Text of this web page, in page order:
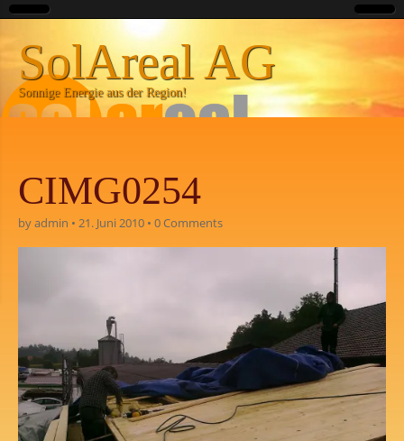
SolAreal AG
Sonnige Energie aus der Region!
CIMG0254
byadmin • 21. Juni 2010 • 0 Comments